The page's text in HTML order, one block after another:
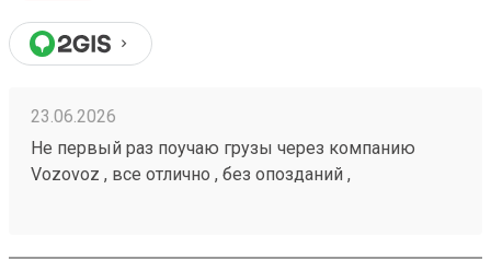
23.06.2026
Не первый раз поучаю грузы через компанию
Vozovoz , все отлично , без опозданий ,